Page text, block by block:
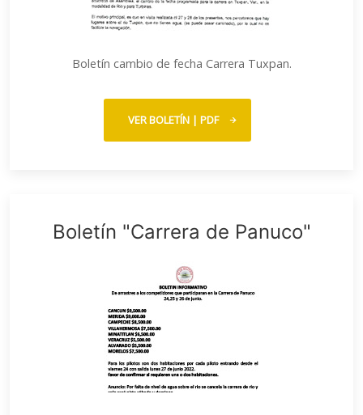
Boletín cambio de fecha Carrera Tuxpan.
VER BOLETÍN | PDF
Boletín "Carrera de Panuco"